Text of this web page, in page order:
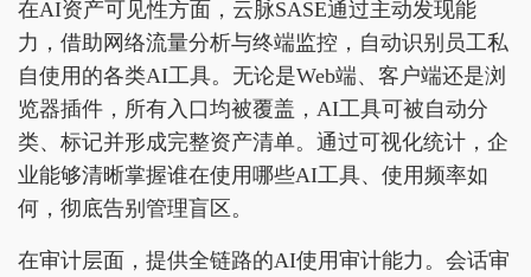
在AI资产可见性方面，云脉SASE通过主动发现能
力，借助网络流量分析与终端监控，自动识别员工私
自使用的各类AI工具。无论是Web端、客户端还是浏
览器插件，所有入口均被覆盖，AI工具可被自动分
类、标记并形成完整资产清单。通过可视化统计，企
业能够清晰掌握谁在使用哪些AI工具、使用频率如
何，彻底告别管理盲区。
在审计层面，提供全链路的AI使用审计能力。会话审